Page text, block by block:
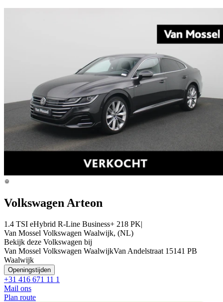
Volkswagen Arteon
1.4 TSI eHybrid R-Line Business+ 218 PK|
Van Mossel Volkswagen Waalwijk, (NL)
Bekijk deze Volkswagen bij
Van Mossel Volkswagen WaalwijkVan Andelstraat 1 5141 PB
Waalwijk
Openingstijden
+31 416 671 11 1
Mail ons
Plan route